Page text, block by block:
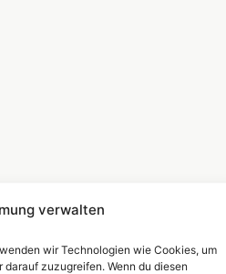
verwalten
wir Technologien wie Cookies, um
zuzugreifen. Wenn du diesen